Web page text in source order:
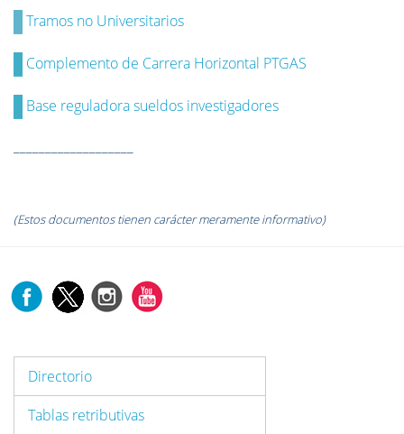
Tramos no Universitarios
Complemento de Carrera Horizontal PTGAS
Base reguladora sueldos investigadores
(Estos documentos tienen carácter meramente informativo)
Directorio
Tablas retributivas